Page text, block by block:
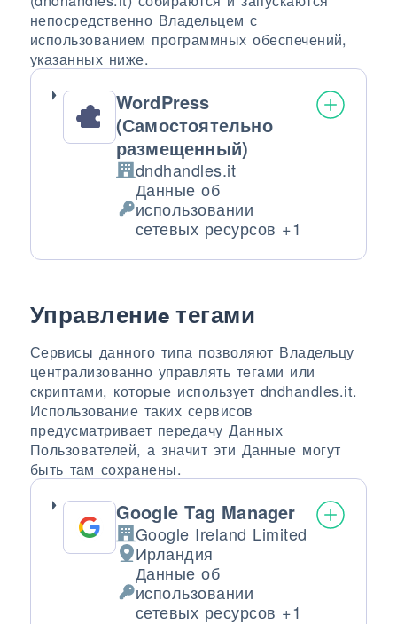
непосредственно Владельцем с
использованием программных обеспечений,
указанных ниже.
WordPress
(Самостоятельно
размещенный)
Компания:
dndhandles.it
Обрабатываемые персональные
Данные об
использовании
сетевых ресурсов +1
Управлениe тегами
Сервисы данного типа позволяют Владельцу
централизованно управлять тегами или
скриптами, которые использует dndhandles.it.
Использование таких сервисов
предусматривает передачу Данных
Пользователей, а значит эти Данные могут
быть там сохранены.
Google Tag Manager
Компания:
Google Ireland Limited
Место обработки:
Ирландия
Обрабатываемые персональные
Данные об
использовании
сетевых ресурсов +1